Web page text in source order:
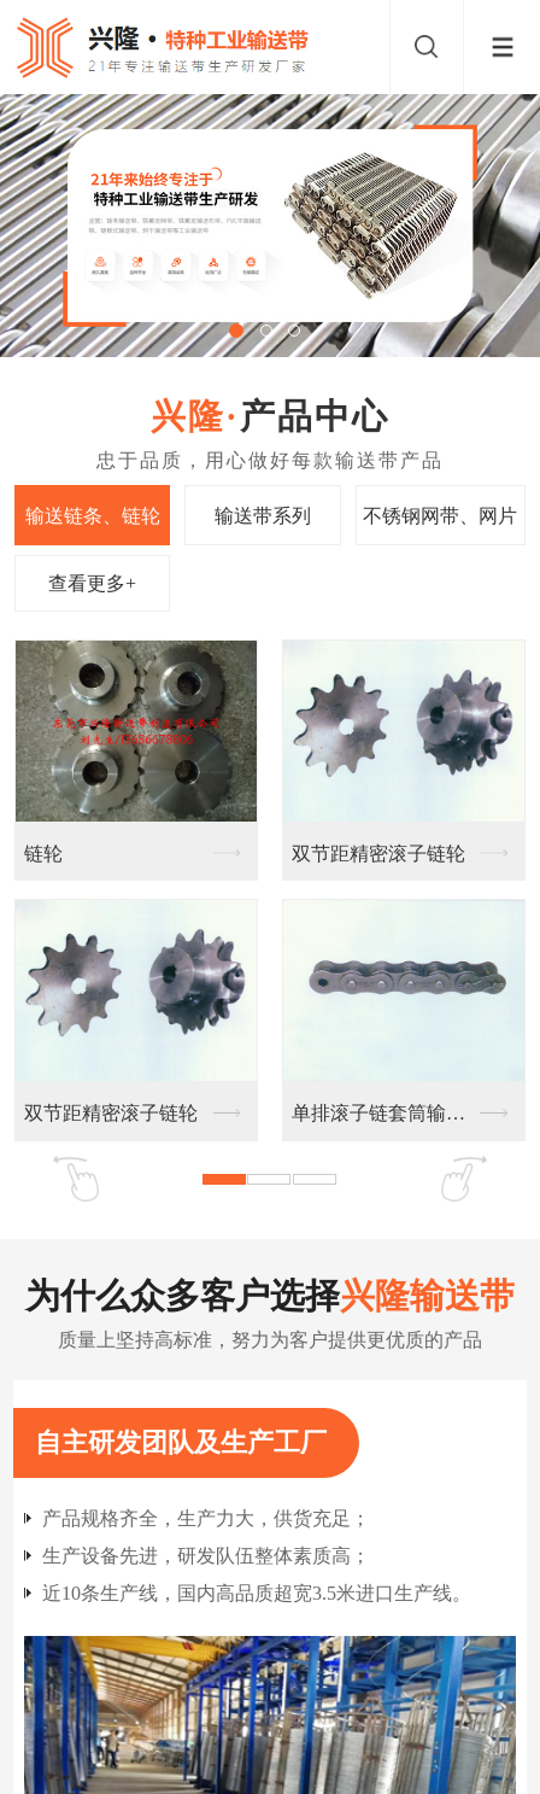
产品中心
输送链条、链轮 输送带系列 不锈钢网带、网片
查看更多+
链条输送带 链条输送带
不锈钢链板输送带 扁丝输送网带
为什么众多客户选择兴隆输送带
质量上坚持高标准，努力为客户提供更优质的产品
自主研发团队及生产工厂
产品规格齐全，生产力大，供货充足；
生产设备先进，研发队伍整体素质高；
近10条生产线，国内高品质超宽3.5米进口生产线。